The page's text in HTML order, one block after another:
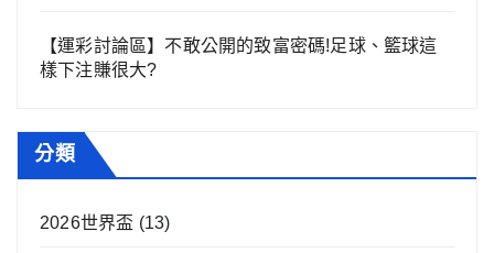
【運彩討論區】不敢公開的致富密碼!足球、籃球這
樣下注賺很大?
分類
2026世界盃 (13)